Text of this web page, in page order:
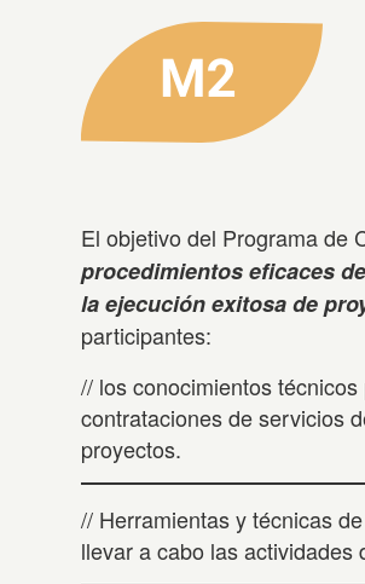
El objetivo del Programa de
procedimientos eficaces
la ejecución exitosa de
participantes:
// los conocimientos
contrataciones de servicios
proyectos.
// Herramientas y técnicas
llevar a cabo las actividades